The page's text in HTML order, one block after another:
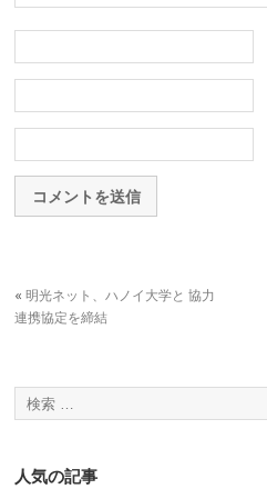
«明光ネット、ハノイ大学と 協力
連携協定を締結
人気の記事